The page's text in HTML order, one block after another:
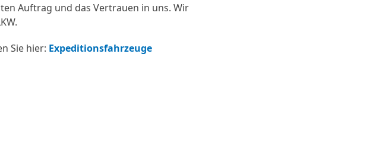
Auftrag und das Vertrauen in uns. Wir
Sie hier: Expeditionsfahrzeuge